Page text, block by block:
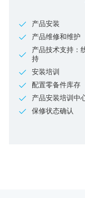
产品安装
产品维修和维护
产品技术支持：
持
安装培训
配置零备件库存
产品安装培训中
保修状态确认